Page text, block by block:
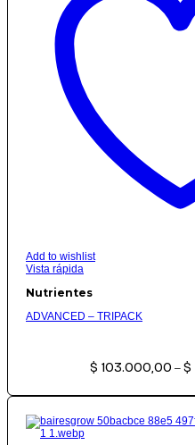
Add to wishlist
Vista rápida
Nutrientes
ADVANCED – TRIPACK
$ 103.000,00 – $